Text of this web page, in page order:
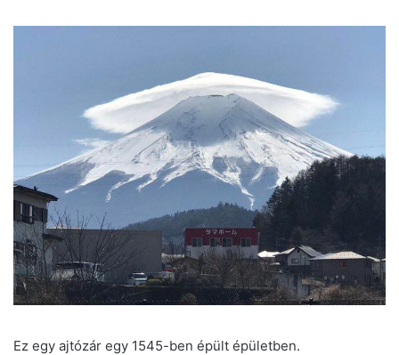
Ez egy ajtózár egy 1545-ben épült épületben.